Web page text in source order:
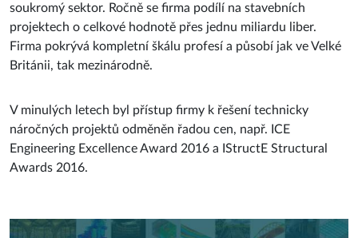
soukromý sektor. Ročně se firma podílí na stavebních
projektech o celkové hodnotě přes jednu miliardu liber.
Firma pokrývá kompletní škálu profesí a působí jak ve Velké
Británii, tak mezinárodně.
V minulých letech byl přístup firmy k řešení technicky
náročných projektů odměněn řadou cen, např. ICE
Engineering Excellence Award 2016 a IStructE Structural
Awards 2016.